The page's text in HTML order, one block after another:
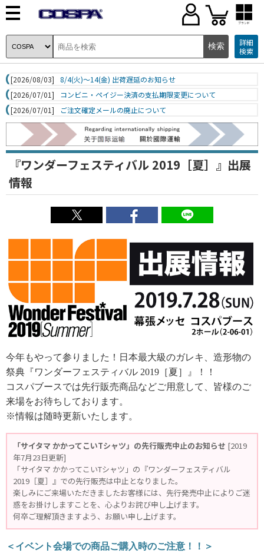
ブランド
詳細
検索
[2026/08/03]
8/4(火)～14(金) 出荷遅延のお知らせ
[2026/07/01]
コンビニ・ペイジー決済の支払期限変更について
[2026/07/01]
ご注文確定メールの廃止について
『ワンダーフェスティバル 2019［夏］』出展
情報
今年もやって参りました！日本最大級のガレキ、造形物の
祭典『ワンダーフェスティバル 2019［夏］』！！
コスパブースでは先行販売商品などご用意して、皆様のご
来場をお待ちしております。
※情報は随時更新いたします。
「サイタマ かかってこいTシャツ」の先行販売中止のお知らせ [2019
年7月23日更新]
「サイタマ かかってこいTシャツ」の『ワンダーフェスティバル
2019［夏］』での先行販売は中止となりました。
楽しみにご来場いただきましたお客様には、先行発売中止によりご迷
惑をお掛けしますことを、心よりお詫び申し上げます。
何卒ご理解頂きますよう、お願い申し上げます。
＜イベント会場での商品ご購入時のご注意！！＞